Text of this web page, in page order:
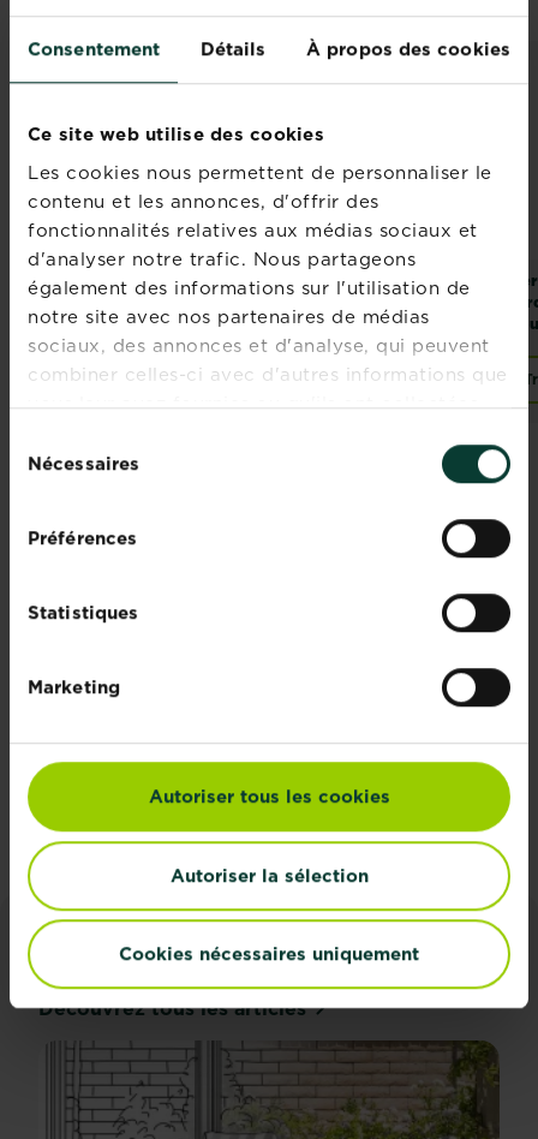
Consentement Détails À propos des cookies
Ce site web utilise des cookies
Les cookies nous permettent de personnaliser le
contenu et les annonces, d'offrir des
fonctionnalités relatives aux médias sociaux et
d'analyser notre trafic. Nous partageons
également des informations sur l'utilisation de
notre site avec nos partenaires de médias
sociaux, des annonces et d'analyse, qui peuvent
combiner celles-ci avec d'autres informations que
vous leur avez fournies ou qu'ils ont collectées
duNécessaires
Préférences
Statistiques
Marketing
Autoriser tous les cookies
Autoriser la sélection
Cookies nécessaires uniquement
Fertiligène terreau
universel sans
tourbe
Acheter
Fertiligène véritable
terre de bruyère
forestière
Trouver un magasin
votre boîte mail
S'inscrire
CONSEILS ET INSPIRATIONS
Découvrez tous les articles